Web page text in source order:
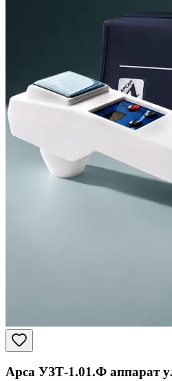
Арса УЗТ-1.01.Ф аппарат